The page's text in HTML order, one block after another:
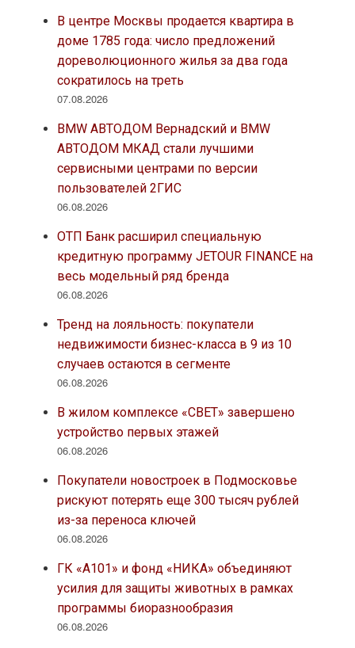
В центре Москвы продается квартира в
доме 1785 года: число предложений
дореволюционного жилья за два года
сократилось на треть
07.08.2026
BMW АВТОДОМ Вернадский и BMW
АВТОДОМ МКАД стали лучшими
сервисными центрами по версии
пользователей 2ГИС
06.08.2026
ОТП Банк расширил специальную
кредитную программу JETOUR FINANCE на
весь модельный ряд бренда
06.08.2026
Тренд на лояльность: покупатели
недвижимости бизнес-класса в 9 из 10
случаев остаются в сегменте
06.08.2026
В жилом комплексе «СВЕТ» завершено
устройство первых этажей
06.08.2026
Покупатели новостроек в Подмосковье
рискуют потерять еще 300 тысяч рублей
из-за переноса ключей
06.08.2026
ГК «А101» и фонд «НИКА» объединяют
усилия для защиты животных в рамках
программы биоразнообразия
06.08.2026